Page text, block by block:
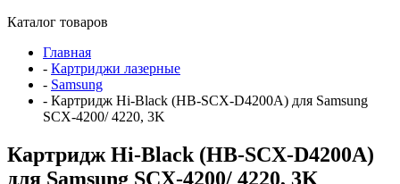
Каталог товаров
Главная
- Картриджи лазерные
- Samsung
- Картридж Hi-Black (HB-SCX-D4200A) для Samsung
SCX-4200/ 4220, 3K
Картридж Hi-Black (HB-SCX-D4200A)
для Samsung SCX-4200/ 4220, 3K